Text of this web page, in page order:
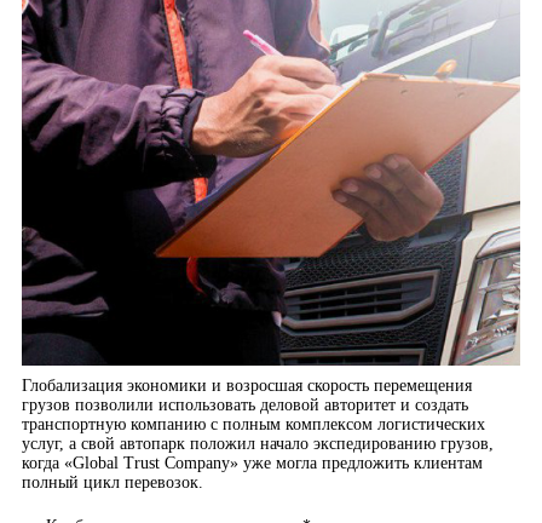
Глобализация экономики и возросшая скорость перемещения
грузов позволили использовать деловой авторитет и создать
транспортную компанию с полным комплексом логистических
услуг, а свой автопарк положил начало экспедированию грузов,
когда «Global Trust Company» уже могла предложить клиентам
полный цикл перевозок.